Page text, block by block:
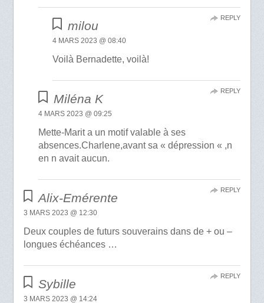
milou
4 MARS 2023 @ 08:40
Voilà Bernadette, voilà!
REPLY
Miléna K
4 MARS 2023 @ 09:25
Mette-Marit a un motif valable à ses
absences.Charlene,avant sa « dépression « ,n
en n avait aucun.
REPLY
Alix-Emérente
3 MARS 2023 @ 12:30
Deux couples de futurs souverains dans de + ou –
longues échéances …
REPLY
Sybille
3 MARS 2023 @ 14:24
REPLY